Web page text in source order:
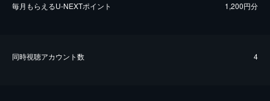
毎⽉もらえるU-NEXTポイント 1,200円分
同時視聴アカウント数 4